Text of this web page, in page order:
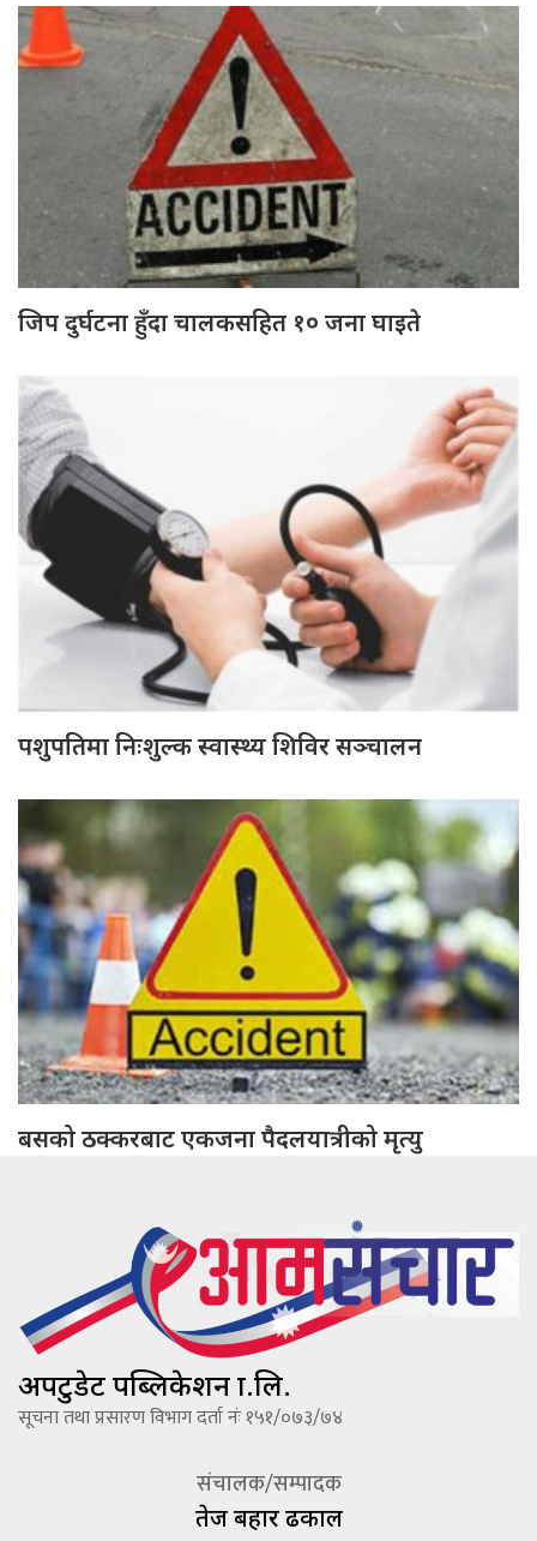
जिप दुर्घटना हुँदा चालकसहित १० जना घाइते
पशुपतिमा निःशुल्क स्वास्थ्य शिविर सञ्चालन
बसको ठक्करबाट एकजना पैदलयात्रीको मृत्यु
अपटुडेट पब्लिकेशन प्रा.लि.
सूचना तथा प्रसारण विभाग दर्ता नंः १५१/०७३/७४
संचालक/सम्पादक
तेज बहादूर ढकाल